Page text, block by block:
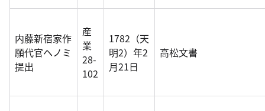
内藤新宿家作
願代官ヘノミ
提出
産
業
28-
102
1782（天
明2）年2
月21日
高松文書